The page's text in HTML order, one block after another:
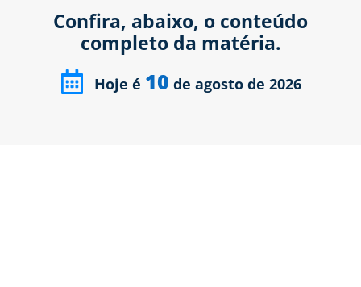
Confira, abaixo, o conteúdo
completo da matéria.
Hoje é 10 de agosto de 2026